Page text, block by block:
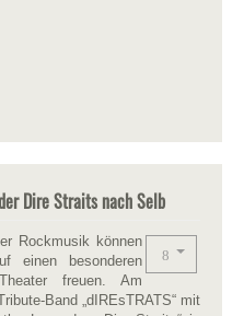
Dire Straits nach Selb
Rockmusik können
einen besonderen
freuen. Am
Band „dIREsTRATS“ mit